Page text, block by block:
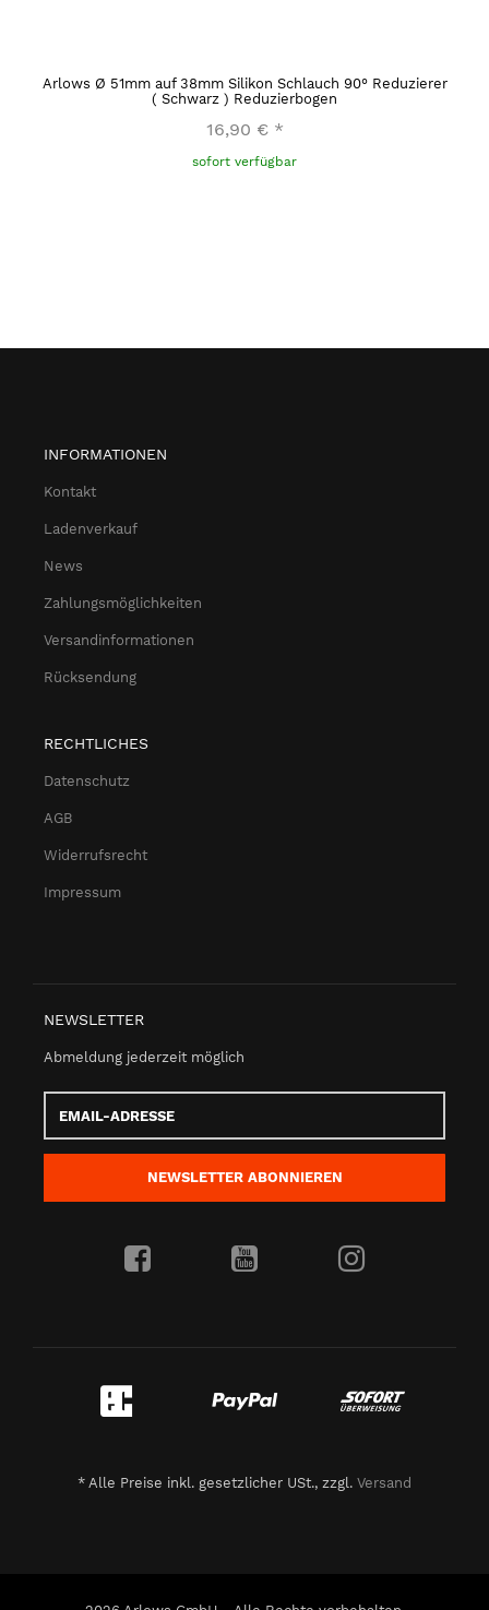
Arlows Ø 51mm auf 38mm Silikon Schlauch 90° Reduzierer
( Schwarz ) Reduzierbogen
16,90 € *
sofort verfügbar
INFORMATIONEN
Kontakt
Ladenverkauf
News
Zahlungsmöglichkeiten
Versandinformationen
Rücksendung
RECHTLICHES
Datenschutz
AGB
Widerrufsrecht
Impressum
NEWSLETTER
Abmeldung jederzeit möglich
Adresse
NEWSLETTER ABONNIEREN
* Alle Preise inkl. gesetzlicher USt., zzgl. Versand